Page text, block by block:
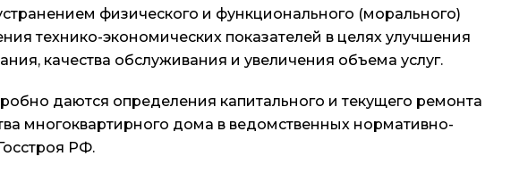
физического и функционального (морального)
технико-экономических показателей в целях улучшения
качества обслуживания и увеличения объема услуг.
даются определения капитального и текущего ремонта
многоквартирного дома в ведомственных нормативно-
РФ.